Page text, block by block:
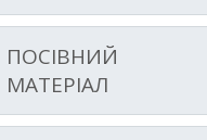
ПОСІВНИЙ
МАТЕРІАЛ